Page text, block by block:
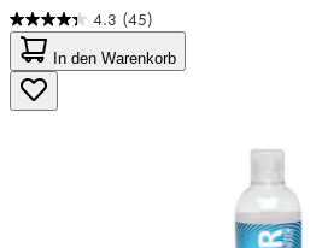
4.3 (45)
4.3
von
5
Sternen.
45
In den Warenkorb